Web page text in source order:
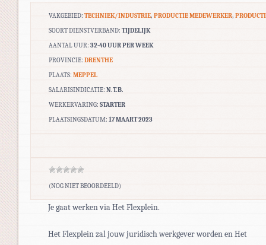
VAKGEBIED: TECHNIEK/INDUSTRIE, PRODUCTIE MEDEWERKER,
SOORT DIENSTVERBAND: TIJDELIJK
AANTAL UUR: 32-40 UUR PER WEEK
PROVINCIE: DRENTHE
PLAATS: MEPPEL
SALARISINDICATIE: N.T.B.
WERKERVARING: STARTER
PLAATSINGSDATUM: 17 MAART 2023
(NOG NIET BEOORDEELD)
Je gaat werken via Het Flexplein.
Het Flexplein zal jouw juridisch werkgever worden en Het